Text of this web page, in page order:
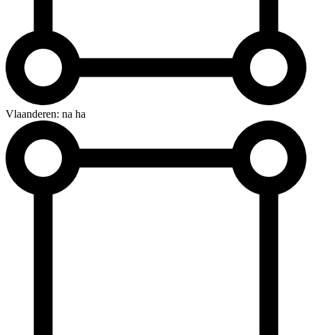
Vlaanderen: na ha